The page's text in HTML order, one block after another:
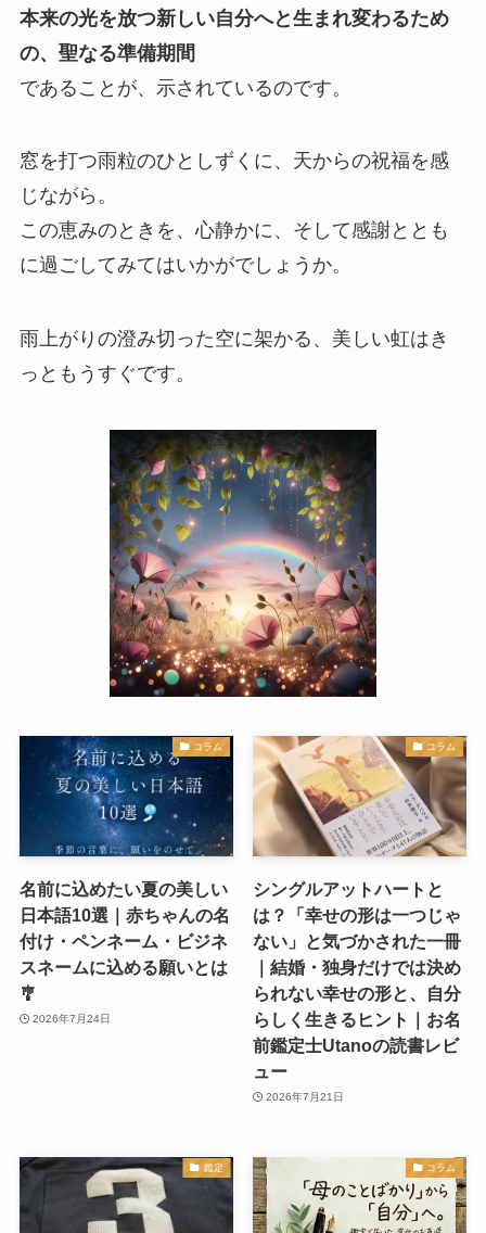
本来の光を放つ新しい自分へと生まれ変わるため
の、聖なる準備期間
であることが、示されているのです。
窓を打つ雨粒のひとしずくに、天からの祝福を感
じながら。
この恵みのときを、心静かに、そして感謝ととも
に過ごしてみてはいかがでしょうか。
雨上がりの澄み切った空に架かる、美しい虹はき
っともうすぐです。
コラム
名前に込めたい夏の美しい
日本語10選｜赤ちゃんの名
付け・ペンネーム・ビジネ
スネームに込める願いとは
🎐
2026年7月24日
コラム
シングルアットハートと
は？「幸せの形は一つじゃ
ない」と気づかされた一冊
｜結婚・独身だけでは決め
られない幸せの形と、自分
らしく生きるヒント｜お名
前鑑定士Utanoの読書レビ
ュー
2026年7月21日
鑑定 コラム